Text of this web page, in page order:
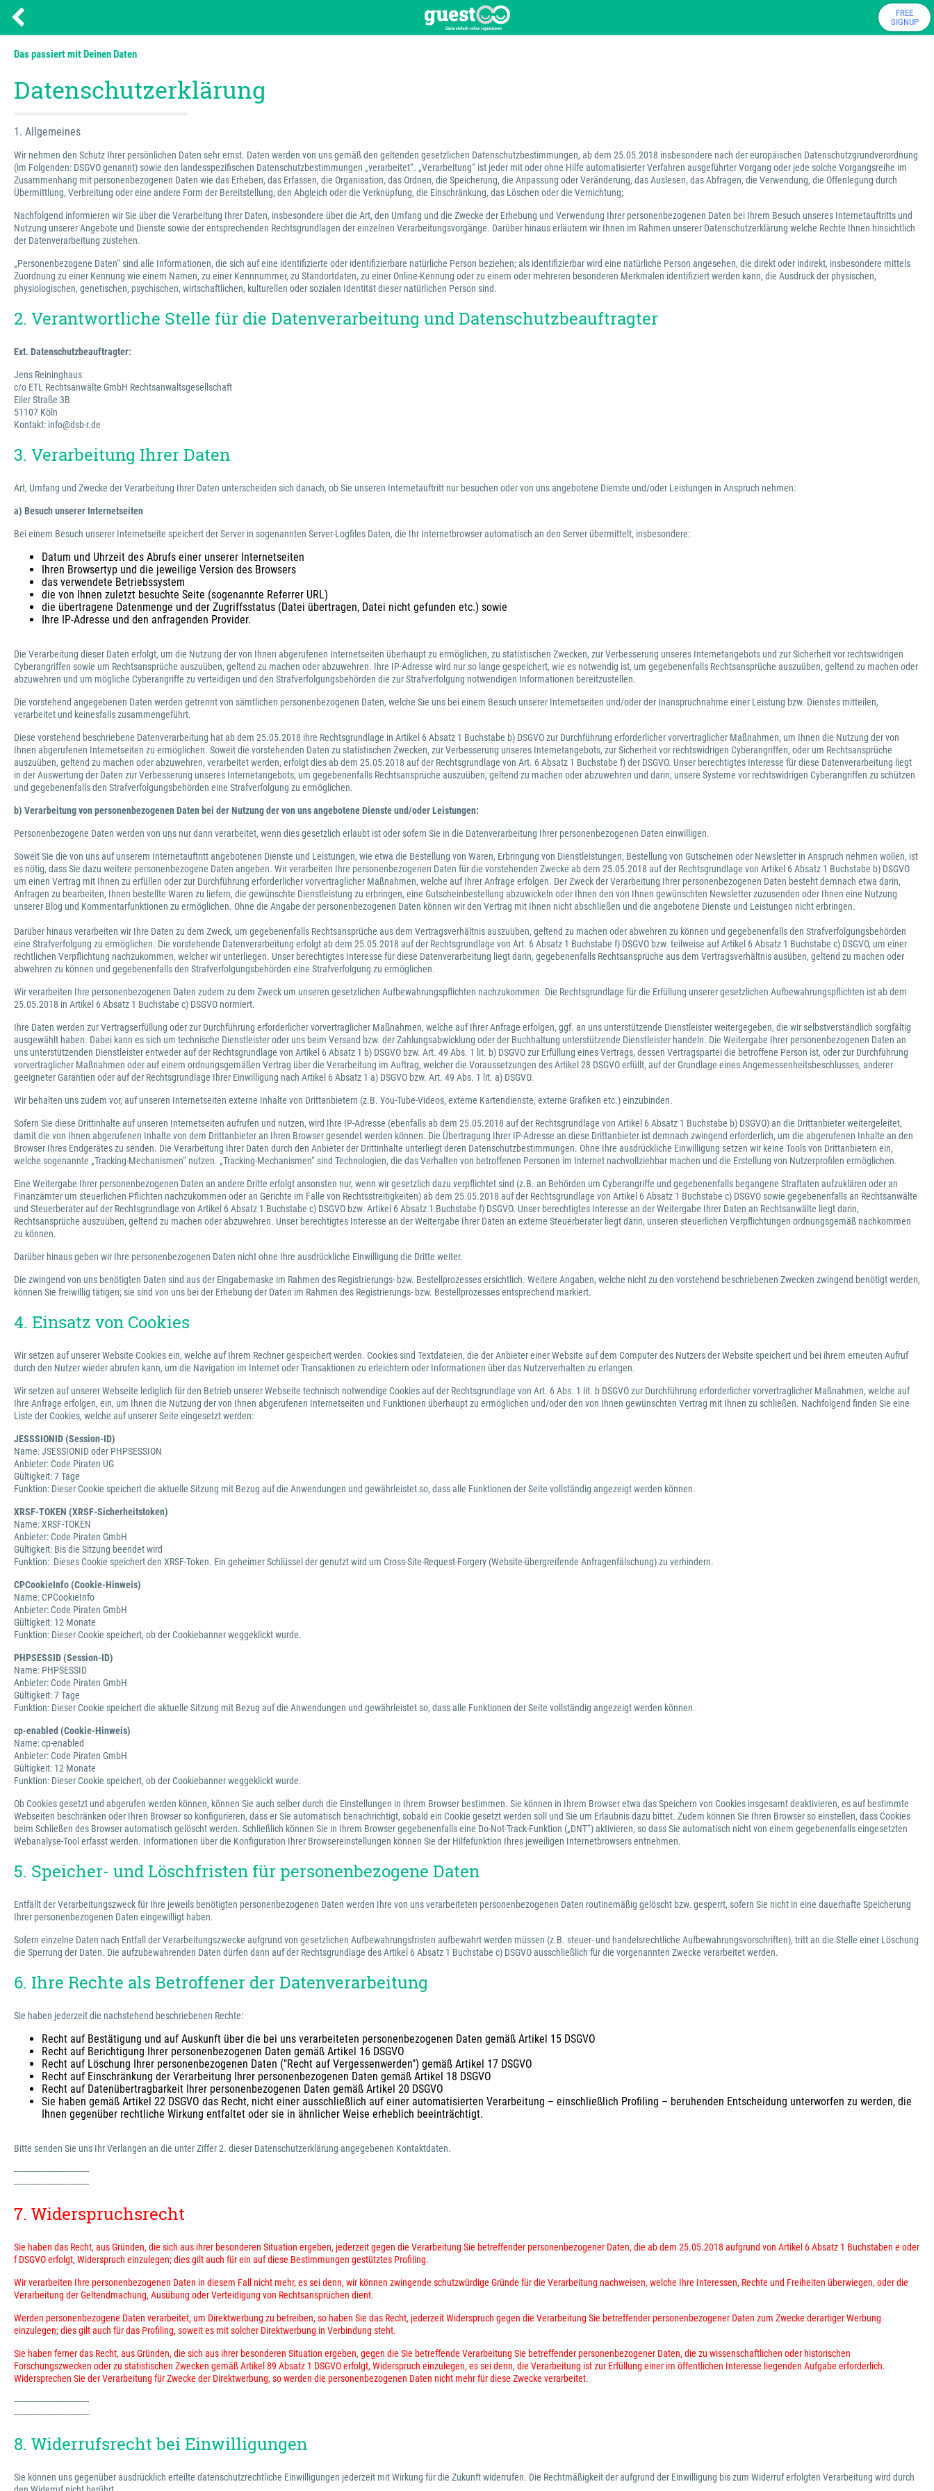
FREE
SIGNUP
Das passiert mit Deinen Daten
Datenschutzerklärung
1. Allgemeines
Wir nehmen den Schutz Ihrer persönlichen Daten sehr ernst. Daten werden von uns gemäß den geltenden gesetzlichen Datenschutzbestimmungen, ab dem 25.05.2018 insbesondere nach der europäischen Datenschutzgrundverordnung
(im Folgenden: DSGVO genannt) sowie den landesspezifischen Datenschutzbestimmungen „verarbeitet“. „Verarbeitung“ ist jeder mit oder ohne Hilfe automatisierter Verfahren ausgeführter Vorgang oder jede solche Vorgangsreihe im
Zusammenhang mit personenbezogenen Daten wie das Erheben, das Erfassen, die Organisation, das Ordnen, die Speicherung, die Anpassung oder Veränderung, das Auslesen, das Abfragen, die Verwendung, die Offenlegung durch
Übermittlung, Verbreitung oder eine andere Form der Bereitstellung, den Abgleich oder die Verknüpfung, die Einschränkung, das Löschen oder die Vernichtung;
Nachfolgend informieren wir Sie über die Verarbeitung Ihrer Daten, insbesondere über die Art, den Umfang und die Zwecke der Erhebung und Verwendung Ihrer personenbezogenen Daten bei Ihrem Besuch unseres Internetauftritts und
Nutzung unserer Angebote und Dienste sowie der entsprechenden Rechtsgrundlagen der einzelnen Verarbeitungsvorgänge. Darüber hinaus erläutern wir Ihnen im Rahmen unserer Datenschutzerklärung welche Rechte Ihnen hinsichtlich
der Datenverarbeitung zustehen.
„Personenbezogene Daten“ sind alle Informationen, die sich auf eine identifizierte oder identifizierbare natürliche Person beziehen; als identifizierbar wird eine natürliche Person angesehen, die direkt oder indirekt, insbesondere mittels
Zuordnung zu einer Kennung wie einem Namen, zu einer Kennnummer, zu Standortdaten, zu einer Online-Kennung oder zu einem oder mehreren besonderen Merkmalen identifiziert werden kann, die Ausdruck der physischen,
physiologischen, genetischen, psychischen, wirtschaftlichen, kulturellen oder sozialen Identität dieser natürlichen Person sind.
2. Verantwortliche Stelle für die Datenverarbeitung und Datenschutzbeauftragter
Ext. Datenschutzbeauftragter:
Jens Reininghaus
c/o ETL Rechtsanwälte GmbH Rechtsanwaltsgesellschaft
Eiler Straße 3B
51107 Köln
Kontakt: info@dsb-r.de
3. Verarbeitung Ihrer Daten
Art, Umfang und Zwecke der Verarbeitung Ihrer Daten unterscheiden sich danach, ob Sie unseren Internetauftritt nur besuchen oder von uns angebotene Dienste und/oder Leistungen in Anspruch nehmen:
a) Besuch unserer Internetseiten
Bei einem Besuch unserer Internetseite speichert der Server in sogenannten Server-Logfiles Daten, die Ihr Internetbrowser automatisch an den Server übermittelt, insbesondere:
Datum und Uhrzeit des Abrufs einer unserer Internetseiten
Ihren Browsertyp und die jeweilige Version des Browsers
das verwendete Betriebssystem
die von Ihnen zuletzt besuchte Seite (sogenannte Referrer URL)
die übertragene Datenmenge und der Zugriffsstatus (Datei übertragen, Datei nicht gefunden etc.) sowie
Ihre IP-Adresse und den anfragenden Provider.
Die Verarbeitung dieser Daten erfolgt, um die Nutzung der von Ihnen abgerufenen Internetseiten überhaupt zu ermöglichen, zu statistischen Zwecken, zur Verbesserung unseres Internetangebots und zur Sicherheit vor rechtswidrigen
Cyberangriffen sowie um Rechtsansprüche auszuüben, geltend zu machen oder abzuwehren. Ihre IP-Adresse wird nur so lange gespeichert, wie es notwendig ist, um gegebenenfalls Rechtsansprüche auszuüben, geltend zu machen oder
abzuwehren und um mögliche Cyberangriffe zu verteidigen und den Strafverfolgungsbehörden die zur Strafverfolgung notwendigen Informationen bereitzustellen.
Die vorstehend angegebenen Daten werden getrennt von sämtlichen personenbezogenen Daten, welche Sie uns bei einem Besuch unserer Internetseiten und/oder der Inanspruchnahme einer Leistung bzw. Dienstes mitteilen,
verarbeitet und keinesfalls zusammengeführt.
Diese vorstehend beschriebene Datenverarbeitung hat ab dem 25.05.2018 ihre Rechtsgrundlage in Artikel 6 Absatz 1 Buchstabe b) DSGVO zur Durchführung erforderlicher vorvertraglicher Maßnahmen, um Ihnen die Nutzung der von
Ihnen abgerufenen Internetseiten zu ermöglichen. Soweit die vorstehenden Daten zu statistischen Zwecken, zur Verbesserung unseres Internetangebots, zur Sicherheit vor rechtswidrigen Cyberangriffen, oder um Rechtsansprüche
auszuüben, geltend zu machen oder abzuwehren, verarbeitet werden, erfolgt dies ab dem 25.05.2018 auf der Rechtsgrundlage von Art. 6 Absatz 1 Buchstabe f) der DSGVO. Unser berechtigtes Interesse für diese Datenverarbeitung liegt
in der Auswertung der Daten zur Verbesserung unseres Internetangebots, um gegebenenfalls Rechtsansprüche auszuüben, geltend zu machen oder abzuwehren und darin, unsere Systeme vor rechtswidrigen Cyberangriffen zu schützen
und gegebenenfalls den Strafverfolgungsbehörden eine Strafverfolgung zu ermöglichen.
b) Verarbeitung von personenbezogenen Daten bei der Nutzung der von uns angebotene Dienste und/oder Leistungen:
Personenbezogene Daten werden von uns nur dann verarbeitet, wenn dies gesetzlich erlaubt ist oder sofern Sie in die Datenverarbeitung Ihrer personenbezogenen Daten einwilligen.
Soweit Sie die von uns auf unserem Internetauftritt angebotenen Dienste und Leistungen, wie etwa die Bestellung von Waren, Erbringung von Dienstleistungen, Bestellung von Gutscheinen oder Newsletter in Anspruch nehmen wollen, ist
es nötig, dass Sie dazu weitere personenbezogene Daten angeben. Wir verarbeiten Ihre personenbezogenen Daten für die vorstehenden Zwecke ab dem 25.05.2018 auf der Rechtsgrundlage von Artikel 6 Absatz 1 Buchstabe b) DSGVO
um einen Vertrag mit Ihnen zu erfüllen oder zur Durchführung erforderlicher vorvertraglicher Maßnahmen, welche auf Ihrer Anfrage erfolgen. Der Zweck der Verarbeitung Ihrer personenbezogenen Daten besteht demnach etwa darin,
Anfragen zu bearbeiten, Ihnen bestellte Waren zu liefern, die gewünschte Dienstleistung zu erbringen, eine Gutscheinbestellung abzuwickeln oder Ihnen den von Ihnen gewünschten Newsletter zuzusenden oder Ihnen eine Nutzung
unserer Blog und Kommentarfunktionen zu ermöglichen. Ohne die Angabe der personenbezogenen Daten können wir den Vertrag mit Ihnen nicht abschließen und die angebotene Dienste und Leistungen nicht erbringen.
Darüber hinaus verarbeiten wir Ihre Daten zu dem Zweck, um gegebenenfalls Rechtsansprüche aus dem Vertragsverhältnis auszuüben, geltend zu machen oder abwehren zu können und gegebenenfalls den Strafverfolgungsbehörden
eine Strafverfolgung zu ermöglichen. Die vorstehende Datenverarbeitung erfolgt ab dem 25.05.2018 auf der Rechtsgrundlage von Art. 6 Absatz 1 Buchstabe f) DSGVO bzw. teilweise auf Artikel 6 Absatz 1 Buchstabe c) DSGVO, um einer
rechtlichen Verpflichtung nachzukommen, welcher wir unterliegen. Unser berechtigtes Interesse für diese Datenverarbeitung liegt darin, gegebenenfalls Rechtsansprüche aus dem Vertragsverhältnis ausüben, geltend zu machen oder
abwehren zu können und gegebenenfalls den Strafverfolgungsbehörden eine Strafverfolgung zu ermöglichen.
Wir verarbeiten Ihre personenbezogenen Daten zudem zu dem Zweck um unseren gesetzlichen Aufbewahrungspflichten nachzukommen. Die Rechtsgrundlage für die Erfüllung unserer gesetzlichen Aufbewahrungspflichten ist ab dem
25.05.2018 in Artikel 6 Absatz 1 Buchstabe c) DSGVO normiert.
Ihre Daten werden zur Vertragserfüllung oder zur Durchführung erforderlicher vorvertraglicher Maßnahmen, welche auf Ihrer Anfrage erfolgen, ggf. an uns unterstützende Dienstleister weitergegeben, die wir selbstverständlich sorgfältig
ausgewählt haben. Dabei kann es sich um technische Dienstleister oder uns beim Versand bzw. der Zahlungsabwicklung oder der Buchhaltung unterstützende Dienstleister handeln. Die Weitergabe Ihrer personenbezogenen Daten an
uns unterstützenden Dienstleister entweder auf der Rechtsgrundlage von Artikel 6 Absatz 1 b) DSGVO bzw. Art. 49 Abs. 1 lit. b) DSGVO zur Erfüllung eines Vertrags, dessen Vertragspartei die betroffene Person ist, oder zur Durchführung
vorvertraglicher Maßnahmen oder auf einem ordnungsgemäßen Vertrag über die Verarbeitung im Auftrag, welcher die Voraussetzungen des Artikel 28 DSGVO erfüllt, auf der Grundlage eines Angemessenheitsbeschlusses, anderer
geeigneter Garantien oder auf der Rechtsgrundlage Ihrer Einwilligung nach Artikel 6 Absatz 1 a) DSGVO bzw. Art. 49 Abs. 1 lit. a) DSGVO.
Wir behalten uns zudem vor, auf unseren Internetseiten externe Inhalte von Drittanbietern (z.B. You-Tube-Videos, externe Kartendienste, externe Grafiken etc.) einzubinden.
Sofern Sie diese Drittinhalte auf unseren Internetseiten aufrufen und nutzen, wird Ihre IP-Adresse (ebenfalls ab dem 25.05.2018 auf der Rechtsgrundlage von Artikel 6 Absatz 1 Buchstabe b) DSGVO) an die Drittanbieter weitergeleitet,
damit die von Ihnen abgerufenen Inhalte von dem Drittanbieter an Ihren Browser gesendet werden können. Die Übertragung Ihrer IP-Adresse an diese Drittanbieter ist demnach zwingend erforderlich, um die abgerufenen Inhalte an den
Browser Ihres Endgerätes zu senden. Die Verarbeitung Ihrer Daten durch den Anbieter der Drittinhalte unterliegt deren Datenschutzbestimmungen. Ohne Ihre ausdrückliche Einwilligung setzen wir keine Tools von Drittanbietern ein,
welche sogenannte „Tracking-Mechanismen“ nutzen. „Tracking-Mechanismen“ sind Technologien, die das Verhalten von betroffenen Personen im Internet nachvollziehbar machen und die Erstellung von Nutzerprofilen ermöglichen.
Eine Weitergabe Ihrer personenbezogenen Daten an andere Dritte erfolgt ansonsten nur, wenn wir gesetzlich dazu verpflichtet sind (z.B. an Behörden um Cyberangriffe und gegebenenfalls begangene Straftaten aufzuklären oder an
Finanzämter um steuerlichen Pflichten nachzukommen oder an Gerichte im Falle von Rechtsstreitigkeiten) ab dem 25.05.2018 auf der Rechtsgrundlage von Artikel 6 Absatz 1 Buchstabe c) DSGVO sowie gegebenenfalls an Rechtsanwälte
und Steuerberater auf der Rechtsgrundlage von Artikel 6 Absatz 1 Buchstabe c) DSGVO bzw. Artikel 6 Absatz 1 Buchstabe f) DSGVO. Unser berechtigtes Interesse an der Weitergabe Ihrer Daten an Rechtsanwälte liegt darin,
Rechtsansprüche auszuüben, geltend zu machen oder abzuwehren. Unser berechtigtes Interesse an der Weitergabe Ihrer Daten an externe Steuerberater liegt darin, unseren steuerlichen Verpflichtungen ordnungsgemäß nachkommen
zu können.
Darüber hinaus geben wir Ihre personenbezogenen Daten nicht ohne Ihre ausdrückliche Einwilligung die Dritte weiter.
Die zwingend von uns benötigten Daten sind aus der Eingabemaske im Rahmen des Registrierungs- bzw. Bestellprozesses ersichtlich. Weitere Angaben, welche nicht zu den vorstehend beschriebenen Zwecken zwingend benötigt werden,
können Sie freiwillig tätigen; sie sind von uns bei der Erhebung der Daten im Rahmen des Registrierungs- bzw. Bestellprozesses entsprechend markiert.
4. Einsatz von Cookies
Wir setzen auf unserer Website Cookies ein, welche auf Ihrem Rechner gespeichert werden. Cookies sind Textdateien, die der Anbieter einer Website auf dem Computer des Nutzers der Website speichert und bei ihrem erneuten Aufruf
durch den Nutzer wieder abrufen kann, um die Navigation im Internet oder Transaktionen zu erleichtern oder Informationen über das Nutzerverhalten zu erlangen.
Wir setzen auf unserer Webseite lediglich für den Betrieb unserer Webseite technisch notwendige Cookies auf der Rechtsgrundlage von Art. 6 Abs. 1 lit. b DSGVO zur Durchführung erforderlicher vorvertraglicher Maßnahmen, welche auf
Ihre Anfrage erfolgen, ein, um Ihnen die Nutzung der von Ihnen abgerufenen Internetseiten und Funktionen überhaupt zu ermöglichen und/oder den von Ihnen gewünschten Vertrag mit Ihnen zu schließen. Nachfolgend finden Sie eine
Liste der Cookies, welche auf unserer Seite eingesetzt werden:
JESSSIONID (Session-ID)
Name: JSESSIONID oder PHPSESSION
Anbieter: Code Piraten UG
Gültigkeit: 7 Tage
Funktion: Dieser Cookie speichert die aktuelle Sitzung mit Bezug auf die Anwendungen und gewährleistet so, dass alle Funktionen der Seite vollständig angezeigt werden können.
XRSF-TOKEN (XRSF-Sicherheitstoken)
Name: XRSF-TOKEN
Anbieter: Code Piraten GmbH
Gültigkeit: Bis die Sitzung beendet wird
Funktion: Dieses Cookie speichert den XRSF-Token. Ein geheimer Schlüssel der genutzt wird um Cross-Site-Request-Forgery (Website-übergreifende Anfragenfälschung) zu verhindern.
CPCookieInfo (Cookie-Hinweis)
Name: CPCookieInfo
Anbieter: Code Piraten GmbH
Gültigkeit: 12 Monate
Funktion: Dieser Cookie speichert, ob der Cookiebanner weggeklickt wurde.
PHPSESSID (Session-ID)
Name: PHPSESSID
Anbieter: Code Piraten GmbH
Gültigkeit: 7 Tage
Funktion: Dieser Cookie speichert die aktuelle Sitzung mit Bezug auf die Anwendungen und gewährleistet so, dass alle Funktionen der Seite vollständig angezeigt werden können.
cp-enabled (Cookie-Hinweis)
Name: cp-enabled
Anbieter: Code Piraten GmbH
Gültigkeit: 12 Monate
Funktion: Dieser Cookie speichert, ob der Cookiebanner weggeklickt wurde.
Ob Cookies gesetzt und abgerufen werden können, können Sie auch selber durch die Einstellungen in Ihrem Browser bestimmen. Sie können in Ihrem Browser etwa das Speichern von Cookies insgesamt deaktivieren, es auf bestimmte
Webseiten beschränken oder Ihren Browser so konfigurieren, dass er Sie automatisch benachrichtigt, sobald ein Cookie gesetzt werden soll und Sie um Erlaubnis dazu bittet. Zudem können Sie Ihren Browser so einstellen, dass Cookies
beim Schließen des Browser automatisch gelöscht werden. Schließlich können Sie in Ihrem Browser gegebenenfalls eine Do-Not-Track-Funktion („DNT“) aktivieren, so dass Sie automatisch nicht von einem gegebenenfalls eingesetzten
Webanalyse-Tool erfasst werden. Informationen über die Konfiguration Ihrer Browsereinstellungen können Sie der Hilfefunktion Ihres jeweiligen Internetbrowsers entnehmen.
5. Speicher- und Löschfristen für personenbezogene Daten
Entfällt der Verarbeitungszweck für Ihre jeweils benötigten personenbezogenen Daten werden Ihre von uns verarbeiteten personenbezogenen Daten routinemäßig gelöscht bzw. gesperrt, sofern Sie nicht in eine dauerhafte Speicherung
Ihrer personenbezogenen Daten eingewilligt haben.
Sofern einzelne Daten nach Entfall der Verarbeitungszwecke aufgrund von gesetzlichen Aufbewahrungsfristen aufbewahrt werden müssen (z.B. steuer- und handelsrechtliche Aufbewahrungsvorschriften), tritt an die Stelle einer Löschung
die Sperrung der Daten. Die aufzubewahrenden Daten dürfen dann auf der Rechtsgrundlage des Artikel 6 Absatz 1 Buchstabe c) DSGVO ausschließlich für die vorgenannten Zwecke verarbeitet werden.
6. Ihre Rechte als Betroffener der Datenverarbeitung
Sie haben jederzeit die nachstehend beschriebenen Rechte:
Recht auf Bestätigung und auf Auskunft über die bei uns verarbeiteten personenbezogenen Daten gemäß Artikel 15 DSGVO
Recht auf Berichtigung Ihrer personenbezogenen Daten gemäß Artikel 16 DSGVO
Recht auf Löschung Ihrer personenbezogenen Daten ("Recht auf Vergessenwerden") gemäß Artikel 17 DSGVO
Recht auf Einschränkung der Verarbeitung Ihrer personenbezogenen Daten gemäß Artikel 18 DSGVO
Recht auf Datenübertragbarkeit Ihrer personenbezogenen Daten gemäß Artikel 20 DSGVO
Sie haben gemäß Artikel 22 DSGVO das Recht, nicht einer ausschließlich auf einer automatisierten Verarbeitung – einschließlich Profiling – beruhenden Entscheidung unterworfen zu werden, die
Ihnen gegenüber rechtliche Wirkung entfaltet oder sie in ähnlicher Weise erheblich beeinträchtigt.
Bitte senden Sie uns Ihr Verlangen an die unter Ziffer 2. dieser Datenschutzerklärung angegebenen Kontaktdaten.
------------------------------------
------------------------------------
7. Widerspruchsrecht
Sie haben das Recht, aus Gründen, die sich aus ihrer besonderen Situation ergeben, jederzeit gegen die Verarbeitung Sie betreffender personenbezogener Daten, die ab dem 25.05.2018 aufgrund von Artikel 6 Absatz 1 Buchstaben e oder
f DSGVO erfolgt, Widerspruch einzulegen; dies gilt auch für ein auf diese Bestimmungen gestütztes Profiling.
Wir verarbeiten Ihre personenbezogenen Daten in diesem Fall nicht mehr, es sei denn, wir können zwingende schutzwürdige Gründe für die Verarbeitung nachweisen, welche Ihre Interessen, Rechte und Freiheiten überwiegen, oder die
Verarbeitung der Geltendmachung, Ausübung oder Verteidigung von Rechtsansprüchen dient.
Werden personenbezogene Daten verarbeitet, um Direktwerbung zu betreiben, so haben Sie das Recht, jederzeit Widerspruch gegen die Verarbeitung Sie betreffender personenbezogener Daten zum Zwecke derartiger Werbung
einzulegen; dies gilt auch für das Profiling, soweit es mit solcher Direktwerbung in Verbindung steht.
Sie haben ferner das Recht, aus Gründen, die sich aus ihrer besonderen Situation ergeben, gegen die Sie betreffende Verarbeitung Sie betreffender personenbezogener Daten, die zu wissenschaftlichen oder historischen
Forschungszwecken oder zu statistischen Zwecken gemäß Artikel 89 Absatz 1 DSGVO erfolgt, Widerspruch einzulegen, es sei denn, die Verarbeitung ist zur Erfüllung einer im öffentlichen Interesse liegenden Aufgabe erforderlich.
Widersprechen Sie der Verarbeitung für Zwecke der Direktwerbung, so werden die personenbezogenen Daten nicht mehr für diese Zwecke verarbeitet.
------------------------------------
------------------------------------
8. Widerrufsrecht bei Einwilligungen
Sie können uns gegenüber ausdrücklich erteilte datenschutzrechtliche Einwilligungen jederzeit mit Wirkung für die Zukunft widerrufen. Die Rechtmäßigkeit der aufgrund der Einwilligung bis zum Widerruf erfolgten Verarbeitung wird durch